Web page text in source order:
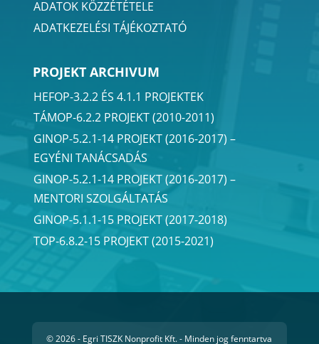
ADATOK KÖZZÉTÉTELE
ADATKEZELÉSI TÁJÉKOZTATÓ
PROJEKT ARCHIVUM
HEFOP-3.2.2 ÉS 4.1.1 PROJEKTEK
TÁMOP-6.2.2 PROJEKT (2010-2011)
GINOP-5.2.1-14 PROJEKT (2016-2017) –
EGYÉNI TANÁCSADÁS
GINOP-5.2.1-14 PROJEKT (2016-2017) –
MENTORI SZOLGÁLTATÁS
GINOP-5.1.1-15 PROJEKT (2017-2018)
TOP-6.8.2-15 PROJEKT (2015-2021)
© 2026 - Egri TISZK Nonprofit Kft. - Minden jog fenntartva